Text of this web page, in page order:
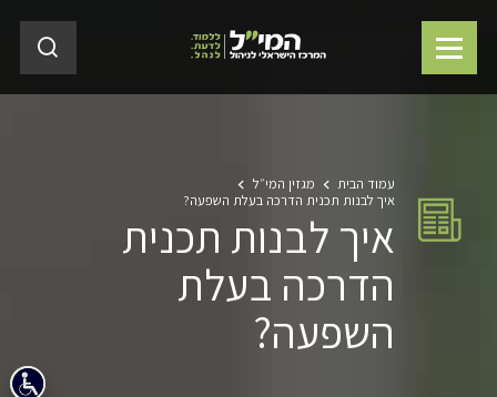
עמוד הבית
מגזין המי״ל
איך לבנות תכנית הדרכה בעלת השפעה?
איך לבנות תכנית
הדרכה בעלת
השפעה?